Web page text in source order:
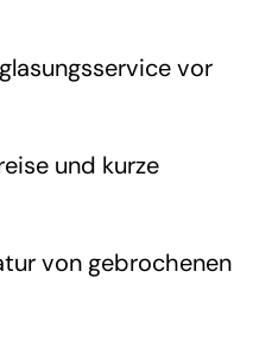
vor
und kurze
von gebrochenen